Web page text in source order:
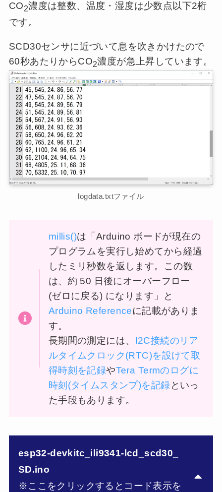
CO2濃度は整数、温度・湿度は少数点以下2桁
です。
SCD30センサに近づいて息を吹きかけたので
60秒あたりからCO2濃度が急上昇しています。
logdata.txtファイル
millis()は「Arduino ボードが現在の
プログラムを実行し始めてから経過
したミリ秒数を返します。この数
は、約 50 日後にオーバーフロー
(ゼロに戻る) になります」と
Arduino Referenceに記載がありま
す。
長期間の測定には、 I2C接続のリア
ルタイムクロック(RTC)を設けて取
得時刻を記録やTera Termのログに
時刻(タイムスタンプ)を記録といっ
た手段もあります。
esp32-devkitc_ili9341-lcd_scd30_
SD.ino
※ここをクリックするとコード表示を